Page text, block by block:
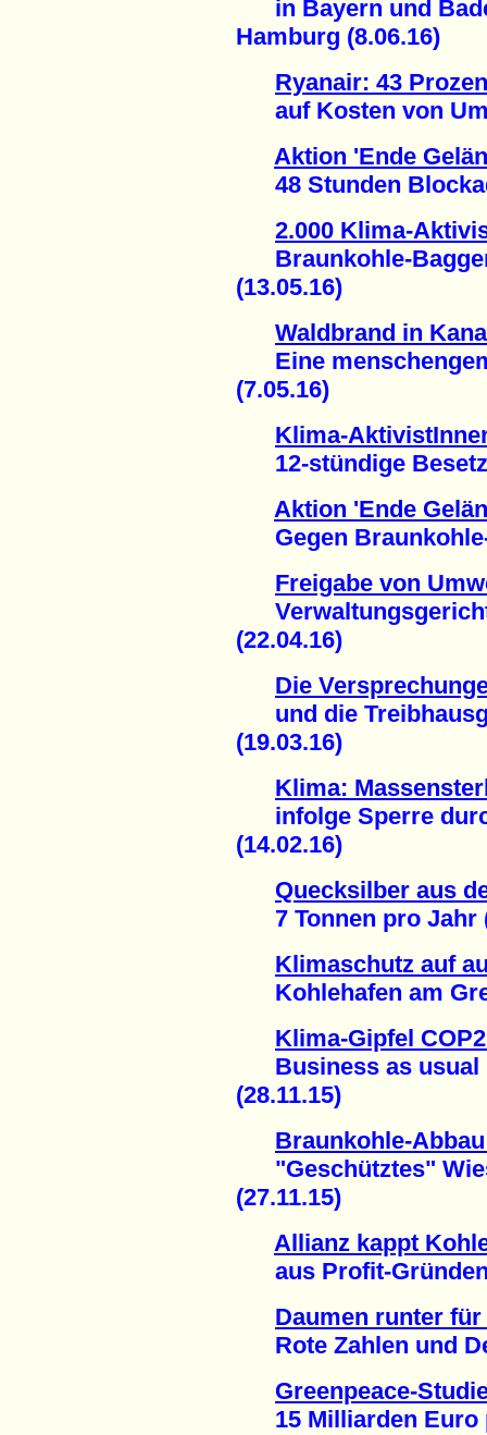
in Bayern und
Hamburg (8.06.16)
Ryanair: 43
auf Kosten von
Aktion 'Ende
48 Stunden
2.000 Klima-
Braunkohle-Bagger
(13.05.16)
Waldbrand in
Eine
(7.05.16)
Klima-
12-stündige
Aktion 'Ende
Gegen Braunkohle-
Freigabe von
Verwaltungsgericht
(22.04.16)
Die
und die
(19.03.16)
Klima:
infolge Sperre
(14.02.16)
Quecksilber aus
7 Tonnen pro Jahr
Klimaschutz auf
Kohlehafen am
Klima-Gipfel
Business as usual
(28.11.15)
Braunkohle-
"Geschütztes"
(27.11.15)
Allianz kappt
aus Profit-Gründen
Daumen runter für
Rote Zahlen und
Greenpeace-
15 Milliarden Euro